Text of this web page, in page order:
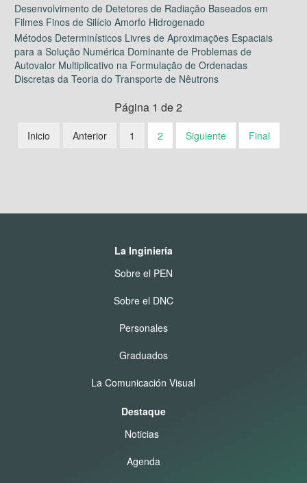
Desenvolvimento de Detetores de Radiação Baseados em
Filmes Finos de Silício Amorfo Hidrogenado
Métodos Determinísticos Livres de Aproximações Espaciais
para a Solução Numérica Dominante de Problemas de
Autovalor Multiplicativo na Formulação de Ordenadas
Discretas da Teoria do Transporte de Nêutrons
Página 1 de 2
Inicio Anterior 1 2 Siguiente Final
La Inginiería
Sobre el PEN
Sobre el DNC
Personales
Graduados
La Comunicación Visual
Destaque
Noticias
Agenda